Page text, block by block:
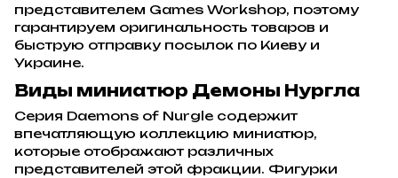
представителем Games Workshop, поэтому
гарантируем оригинальность товаров и
быструю отправку посылок по Киеву и
Украине.
Виды миниатюр Демоны Нургла
Серия Daemons of Nurgle содержит
впечатляющую коллекцию миниатюр,
которые отображают различных
представителей этой фракции. Фигурки